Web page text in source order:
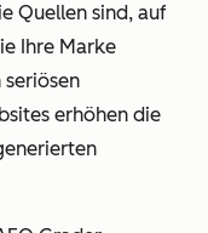
Quellen sind, auf
Ihre Marke
erhöhen die